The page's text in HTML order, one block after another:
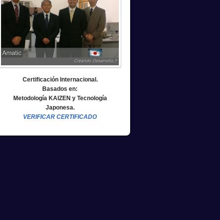
Certificación Internacional.
Basados en:
Metodología KAIZEN y Tecnología
Japonesa.
VERIFICAR CERTIFICADO